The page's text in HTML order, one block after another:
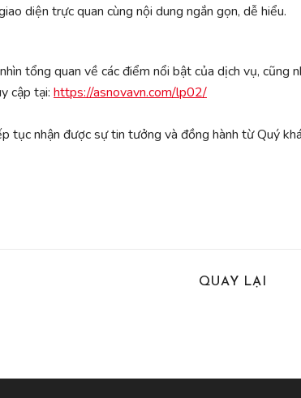
diện trực quan cùng nội dung ngắn gọn, dễ hiểu.
tổng quan về các điểm nổi bật của dịch vụ,
cập tại: https://asnovavn.com/lp02/
tục nhận được sự tin tưởng và đồng hành từ Quý
QUAY LẠI